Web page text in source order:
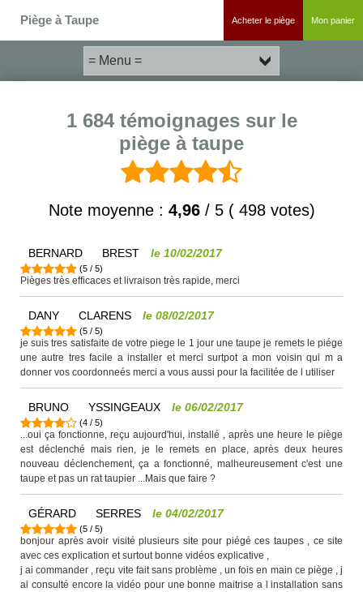
Piège à Taupe Acheter le piège Mon panier
1 684 témoignages sur le
piège à taupe
Note moyenne : 4,96/ 5( 498votes)
BERNARD BREST le 10/02/2017
(5 / 5)
Pièges très efficaces et livraison très rapide, merci
DANY CLARENS le 08/02/2017
(5 / 5)
je suis tres satisfaite de votre piege le 1 jour une taupe je remets le piége
une autre tres facile a installer et merci surtpot a mon voisin qui m a
donner vos coordonneés merci a vous aussi pour la facilitée de l utiliser
BRUNO YSSINGEAUX le 06/02/2017
(4 / 5)
...oui ça fonctionne, reçu aujourd'hui, installé , après une heure le piège
est déclenché mais rien, je le remets en place, après deux heures
nouveau déclenchement, ça a fonctionné, malheureusement c'est une
taupe et pas un rat taupier ...Mais que faire ?
GÉRARD SERRES le 04/02/2017
(5 / 5)
bonjour après avoir visité plusieurs site pour piégé ces taupes , ce site
avec ces explication et surtout bonne vidéos explicative ,
j ai commander , reçu vite fait sans problème , un fois en main ce piège , j
ai consulté encore la vidéo pour une bonne maitrise a l installation sans